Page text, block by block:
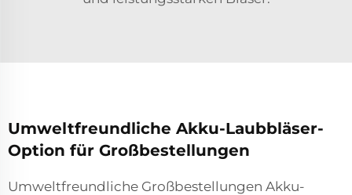
Umweltfreundliche Akku-Laubbläser-
Option für Großbestellungen
Umweltfreundliche Großbestellungen Akku-